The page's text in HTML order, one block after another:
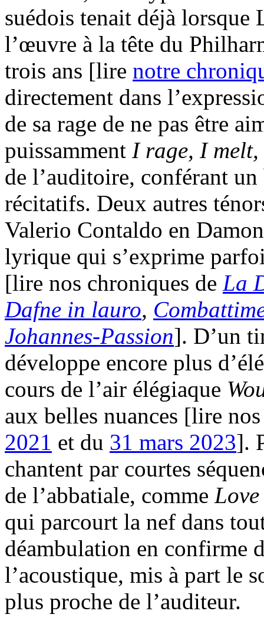
suédois tenait déjà
l’œuvre à la tête du
trois ans [lire notre
directement dans
de sa rage de ne pas être
puissamment I rage, I
de l’auditoire, conférant
récitatifs. Deux autres
Valerio Contaldo en
lyrique qui s’exprime
[lire nos chroniques de La
Dafne in lauro,
Johannes-Passion]. D’un
développe encore plus
cours de l’air élégiaque
aux belles nuances [lire
2021 et du 31 mars 2023].
chantent par courtes
de l’abbatiale, comme
qui parcourt la nef dans
déambulation en confirme
l’acoustique, mis à part le
plus proche de l’auditeur.